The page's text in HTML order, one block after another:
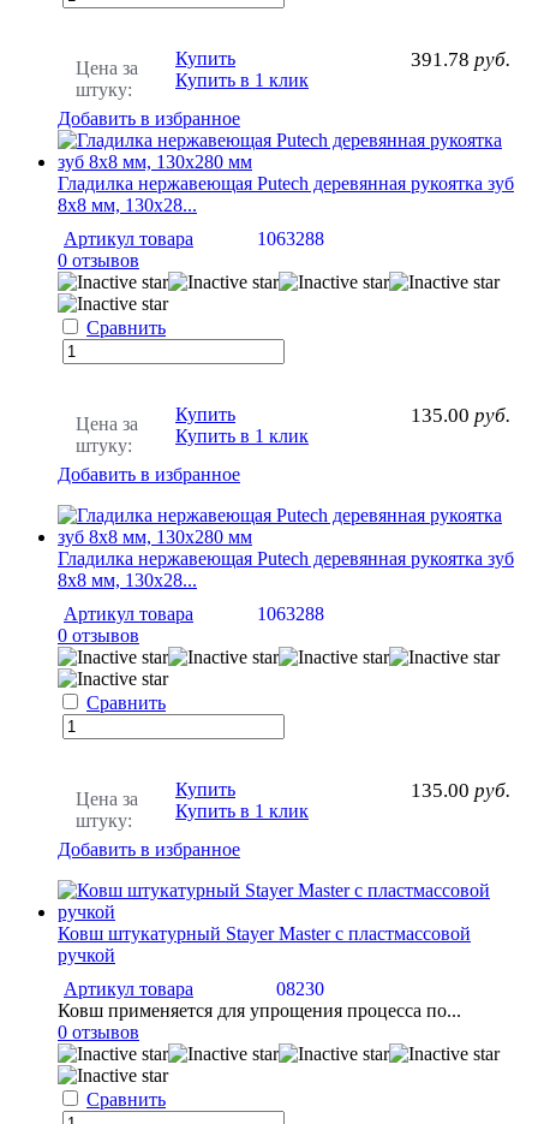
Цена за
штуку:
391.78 руб.
Купить
Купить в 1 клик
Добавить в избранное
Гладилка нержавеющая Putech деревянная рукоятка зуб
8х8 мм, 130х28...
Артикул товара
1063288
0 отзывов
Сравнить
Цена за
штуку:
135.00 руб.
Купить
Купить в 1 клик
Добавить в избранное
Гладилка нержавеющая Putech деревянная рукоятка зуб
8х8 мм, 130х28...
Артикул товара
1063288
0 отзывов
Сравнить
Цена за
штуку:
135.00 руб.
Купить
Купить в 1 клик
Добавить в избранное
Ковш штукатурный Stayer Master с пластмассовой
ручкой
Артикул товара
08230
Ковш применяется для упрощения процесса по...
0 отзывов
Сравнить